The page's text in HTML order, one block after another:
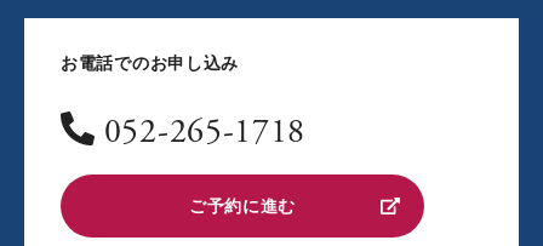
お電話でのお申し込み
052-265-1718
ご予約に進む